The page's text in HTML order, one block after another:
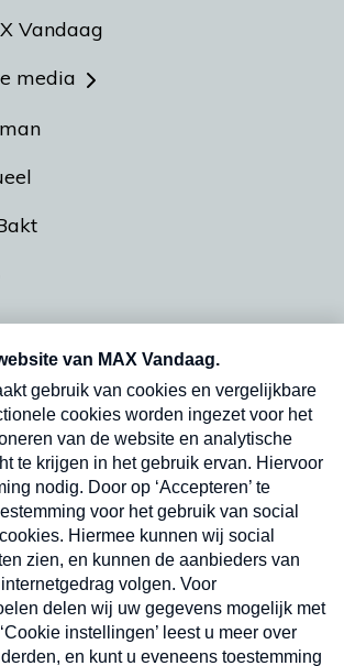
Vandaag
media
vrijdag- en dinsdagochtend in
Verzend